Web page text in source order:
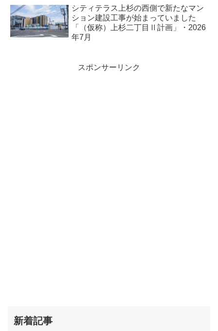
シティテラス上杉の西側で新たなマン
ション建設工事が始まっていました
「（仮称）上杉二丁目Ⅱ計画」・2026
年7月
スポンサーリンク
新着記事